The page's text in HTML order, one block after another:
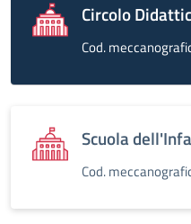
Circolo
Cod.
Scuola
Cod.